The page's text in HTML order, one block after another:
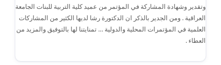
وتقدير وشهادة المشاركة في المؤتمر من عميد كلية التربية للبنات الجامعة
العراقية . ومن الجدير بالذكر ان الدكتورة رشا لديها الكثير من المشاركات
العلمية في المؤتمرات المحلية والدولية … تمنايتنا لها بالتوفيق والمزيد من
العطاء .